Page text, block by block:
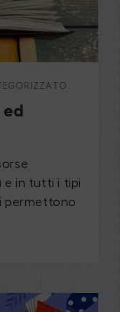
e in tutti i tipi
permettono